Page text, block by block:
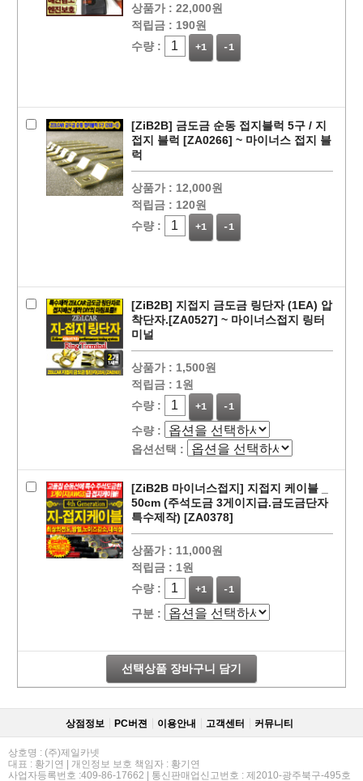
상품가 : 22,000원
적립금 : 190원
수량 :
+1 -1
[ZiB2B] 금도금 순동 접지블럭 5구 / 지
접지 블럭 [ZA0266] ~ 마이너스 접지 블
럭
상품가 : 12,000원
적립금 : 120원
수량 :
+1 -1
[ZiB2B] 지접지 금도금 링단자 (1EA) 압
착단자.[ZA0527] ~ 마이너스접지 링터
미널
상품가 : 1,500원
적립금 : 1원
수량 :
+1 -1
수량 :
옵션선택 :
[ZiB2B 마이너스접지] 지접지 케이블 _
50cm (주석도금 3게이지급.금도금단자
특수제작) [ZA0378]
상품가 : 11,000원
적립금 : 1원
수량 :
+1 -1
구분 :
선택상품 장바구니 담기
상점정보 PC버젼 이용안내 고객센터 커뮤니티
상호명 : (주)제일카넷
대표 : 황기연 | 개인정보 보호 책임자 : 황기연
사업자등록번호 :409-86-17662 | 통신판매업신고번호 : 제2010-광주북구-495호